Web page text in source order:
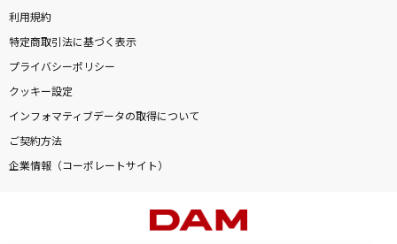
利用規約
特定商取引法に基づく表示
プライバシーポリシー
クッキー設定
インフォマティブデータの取得について
ご契約方法
企業情報（コーポレートサイト）